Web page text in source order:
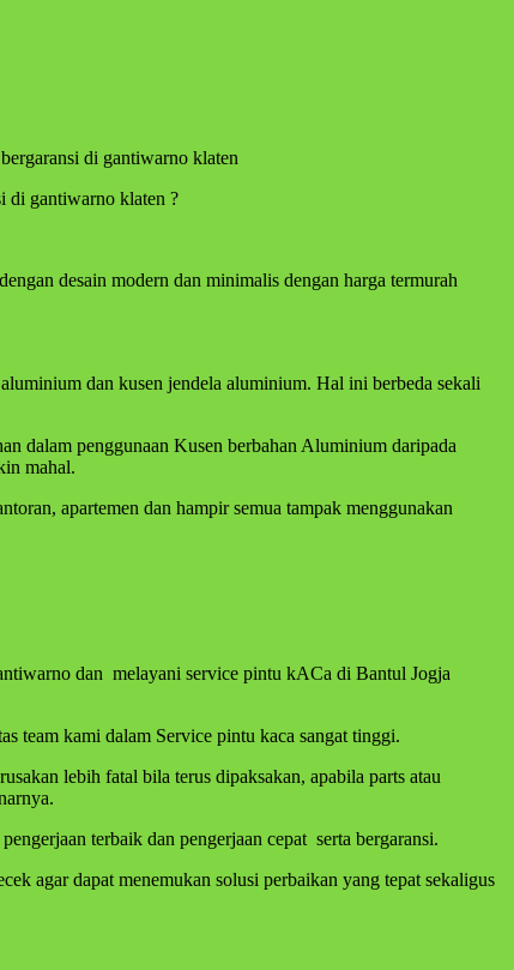
di gantiwarno klaten
di gantiwarno klaten ?
desain modern dan minimalis dengan harga termurah
dan kusen jendela aluminium. Hal ini berbeda sekali
dalam penggunaan Kusen berbahan Aluminium daripada
mahal.
apartemen dan hampir semua tampak menggunakan
dan melayani service pintu kACa di Bantul Jogja
team kami dalam Service pintu kaca sangat tinggi.
lebih fatal bila terus dipaksakan, apabila parts atau
terbaik dan pengerjaan cepat serta bergaransi.
agar dapat menemukan solusi perbaikan yang tepat sekaligus